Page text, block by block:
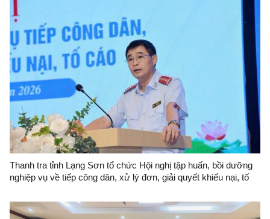
Thanh tra tỉnh Lạng Sơn tổ chức Hội nghị tập huấn, bồi dưỡng
nghiệp vụ về tiếp công dân, xử lý đơn, giải quyết khiếu nại, tố
năm 2026